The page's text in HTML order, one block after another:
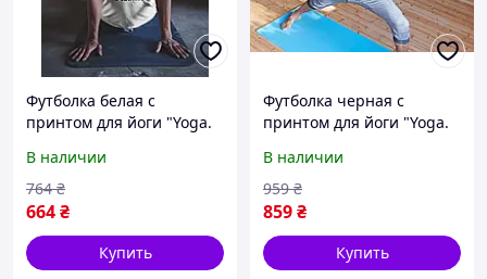
Футболка белая с
принтом для йоги "Yoga.
Кот занимается йогой"
Push IT
В наличии
664₴
764 ₴
Купить
Футболка черная с
принтом для йоги "Yoga.
Кот занимается йогой"
Push IT
В наличии
859₴
959 ₴
Купить